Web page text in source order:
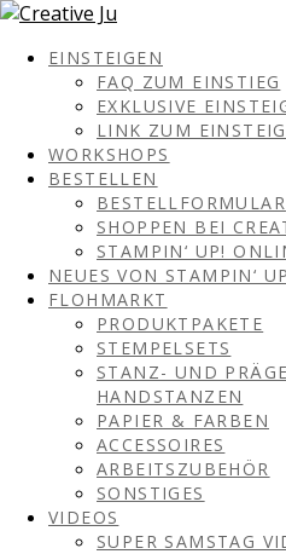
EINSTEIGEN
FAQ ZUM EINSTIEG
EXKLUSIVE
LINK ZUM
WORKSHOPS
BESTELLEN
BESTELLFORMULAR
SHOPPEN BEI
STAMPIN‘ UP!
NEUES VON STAMPIN‘
FLOHMARKT
PRODUKTPAKETE
STEMPELSETS
STANZ- UND
HANDSTANZEN
PAPIER & FARBEN
ACCESSOIRES
ARBEITSZUBEHÖR
SONSTIGES
VIDEOS
SUPER SAMSTAG